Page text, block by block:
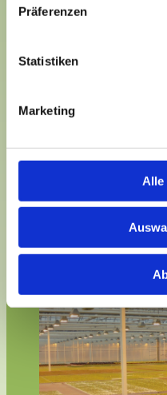
Präferenzen
Statistiken
Marketing
Alle
ansehen. Wenn Sie
aus dem
Sie sich weiterhin